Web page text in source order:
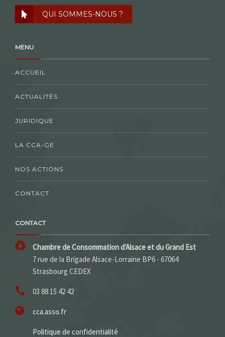
QUI SOMMES-NOUS ?
MENU
ACCUEIL
ACTUALITÉS
JURIDIQUE
LA CCA-GE
NOS ACTIONS
CONTACT
CONTACT
Chambre de Consommation d'Alsace et du Grand Est
7 rue de la Brigade Alsace-Lorraine BP6 - 67064
Strasbourg CEDEX
03 88 15 42 42
cca.asso.fr
Politique de confidentialité